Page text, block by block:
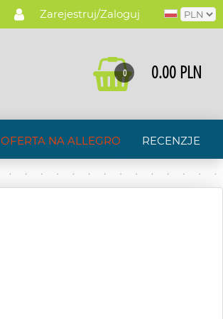
Zarejestruj/Zaloguj
0.00 PLN
0
OFERTA NA ALLEGRO RECENZJE